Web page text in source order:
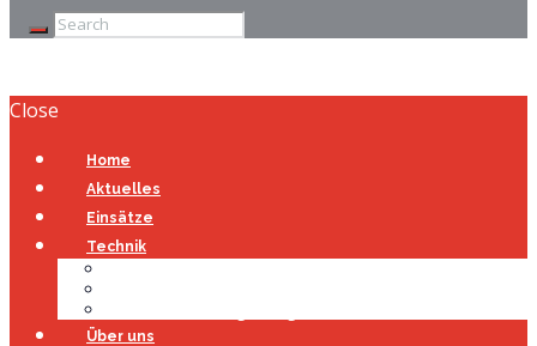
Close
Home
Aktuelles
Einsätze
Technik
Über uns